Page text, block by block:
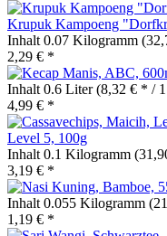
Krupuk Kampoeng
Inhalt 0.07 Kilogramm
2,29 € *
Inhalt 0.6 Liter(8,32 € * /
4,99 € *
Level 5, 100g
Inhalt 0.1 Kilogramm
3,19 € *
Inhalt 0.055 Kilogramm
1,19 € *